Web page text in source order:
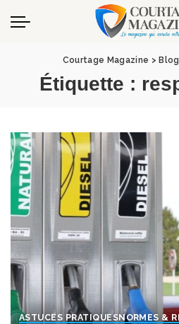
Panneau de gestion des
Courtage Magazine > Blog
Étiquette :
ASTUCES PRATIQUESNORMES &